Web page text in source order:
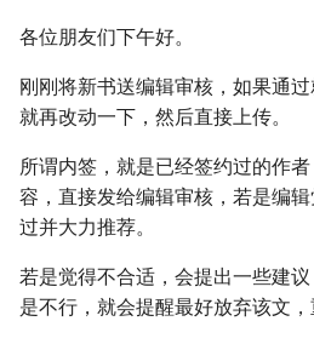
各位朋友们下午好。
刚刚将新书送编辑审核，如果通
就再改动一下，然后直接上传。
所谓内签，就是已经签约过的作
容，直接发给编辑审核，若是编
过并大力推荐。
若是觉得不合适，会提出一些建
是不行，就会提醒最好放弃该文，